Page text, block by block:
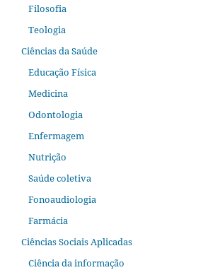
Filosofia
Teologia
Ciências da Saúde
Educação Física
Medicina
Odontologia
Enfermagem
Nutrição
Saúde coletiva
Fonoaudiologia
Farmácia
Ciências Sociais Aplicadas
Ciência da informação